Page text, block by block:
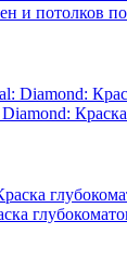
и потолков